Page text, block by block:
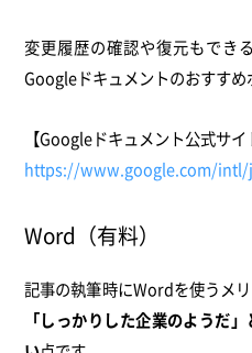
変更履歴の確認や復元もでき
Googleドキュメントのおすすめ
【Googleドキュメント公式サイ
https://www.google.com/
Word（有料）
記事の執筆時にWordを使うメリ
「しっかりした企業のようだ